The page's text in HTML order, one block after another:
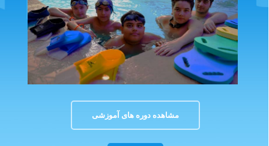
مشاهده دوره های آموزشی